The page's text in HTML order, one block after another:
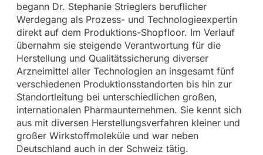
begann Dr. Stephanie Strieglers beruflicher
Werdegang als Prozess- und Technologieexpertin
direkt auf dem Produktions-Shopfloor. Im Verlauf
übernahm sie steigende Verantwortung für die
Herstellung und Qualitätssicherung diverser
Arzneimittel aller Technologien an insgesamt fünf
verschiedenen Produktionsstandorten bis hin zur
Standortleitung bei unterschiedlichen großen,
internationalen Pharmaunternehmen. Sie kennt sich
aus mit diversen Herstellungsverfahren kleiner und
großer Wirkstoffmoleküle und war neben
Deutschland auch in der Schweiz tätig.